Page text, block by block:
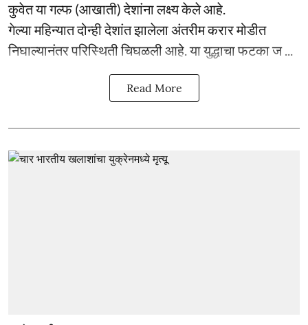
कुवेत या गल्फ (आखाती) देशांना लक्ष्य केले आहे.
गेल्या महिन्यात दोन्ही देशांत झालेला अंतरीम करार मोडीत
निघाल्यानंतर परिस्थिती चिघळली आहे. या युद्धाचा फटका ज ...
Read More